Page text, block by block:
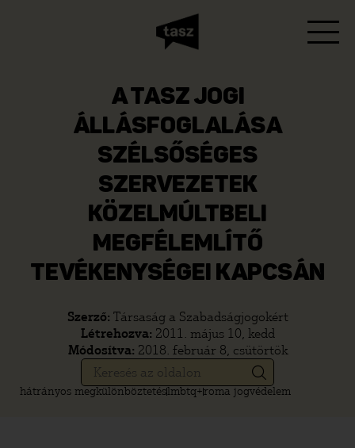
A TASZ JOGI
ÁLLÁSFOGLALÁSA
SZÉLSŐSÉGES
SZERVEZETEK
KÖZELMÚLTBELI
MEGFÉLEMLÍTŐ
TEVÉKENYSÉGEI KAPCSÁN
Szerző: Társaság a Szabadságjogokért
Létrehozva: 2011. május 10, kedd
Módosítva: 2018. február 8, csütörtök
hátrányos megkülönböztetéslmbtq+roma jogvédelem